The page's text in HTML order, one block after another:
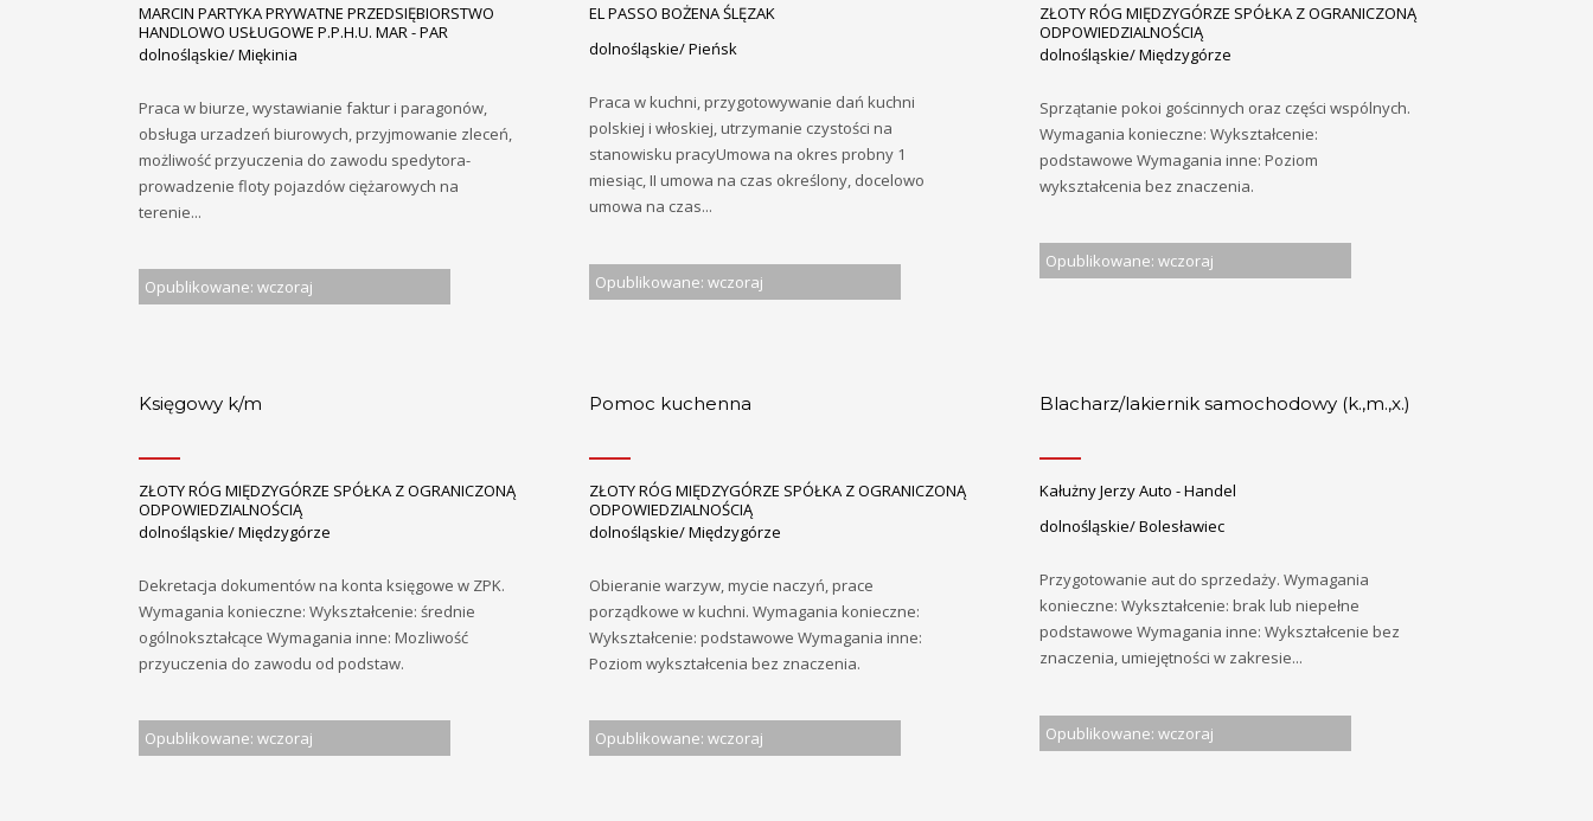
MARCIN PARTYKA PRYWATNE PRZEDSIĘBIORSTWO
HANDLOWO USŁUGOWE P.P.H.U. MAR - PAR
dolnośląskie/ Miękinia
Praca w biurze, wystawianie faktur i paragonów,
obsługa urzadzeń biurowych, przyjmowanie zleceń,
możliwość przyuczenia do zawodu spedytora-
prowadzenie floty pojazdów ciężarowych na
terenie...
Opublikowane: wczoraj
EL PASSO BOŻENA ŚLĘZAK
dolnośląskie/ Pieńsk
Praca w kuchni, przygotowywanie dań kuchni
polskiej i włoskiej, utrzymanie czystości na
stanowisku pracyUmowa na okres probny 1
miesiąc, II umowa na czas określony, docelowo
umowa na czas...
Opublikowane: wczoraj
ZŁOTY RÓG MIĘDZYGÓRZE SPÓŁKA Z OGRANICZONĄ
ODPOWIEDZIALNOŚCIĄ
dolnośląskie/ Międzygórze
Sprzątanie pokoi gościnnych oraz części wspólnych.
Wymagania konieczne: Wykształcenie:
podstawowe Wymagania inne: Poziom
wykształcenia bez znaczenia.
Opublikowane: wczoraj
Księgowy k/m
ZŁOTY RÓG MIĘDZYGÓRZE SPÓŁKA Z OGRANICZONĄ
ODPOWIEDZIALNOŚCIĄ
dolnośląskie/ Międzygórze
Dekretacja dokumentów na konta księgowe w ZPK.
Wymagania konieczne: Wykształcenie: średnie
ogólnokształcące Wymagania inne: Mozliwość
przyuczenia do zawodu od podstaw.
Opublikowane: wczoraj
Pomoc kuchenna
ZŁOTY RÓG MIĘDZYGÓRZE SPÓŁKA Z OGRANICZONĄ
ODPOWIEDZIALNOŚCIĄ
dolnośląskie/ Międzygórze
Obieranie warzyw, mycie naczyń, prace
porządkowe w kuchni. Wymagania konieczne:
Wykształcenie: podstawowe Wymagania inne:
Poziom wykształcenia bez znaczenia.
Opublikowane: wczoraj
Blacharz/lakiernik samochodowy (k.,m.,x.)
Kałużny Jerzy Auto - Handel
dolnośląskie/ Bolesławiec
Przygotowanie aut do sprzedaży. Wymagania
konieczne: Wykształcenie: brak lub niepełne
podstawowe Wymagania inne: Wykształcenie bez
znaczenia, umiejętności w zakresie...
Opublikowane: wczoraj